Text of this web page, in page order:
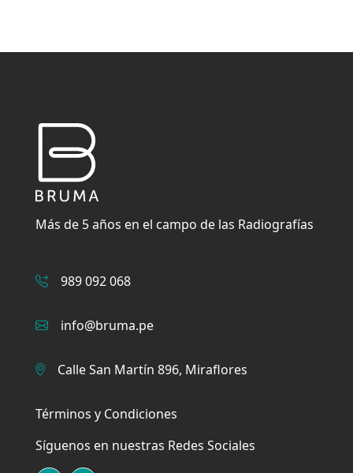
Más de 5 años en el campo de las Radiografías
989 092 068
info@bruma.pe
Calle San Martín 896, Miraflores
Términos y Condiciones
Síguenos en nuestras Redes Sociales